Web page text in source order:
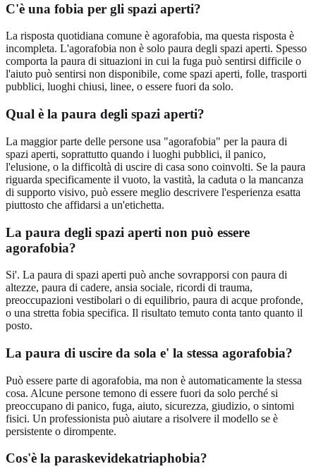
C'è una fobia per gli spazi aperti?
La risposta quotidiana comune è agorafobia, ma questa risposta è
incompleta. L'agorafobia non è solo paura degli spazi aperti. Spesso
comporta la paura di situazioni in cui la fuga può sentirsi difficile o
l'aiuto può sentirsi non disponibile, come spazi aperti, folle, trasporti
pubblici, luoghi chiusi, linee, o essere fuori da solo.
Qual è la paura degli spazi aperti?
La maggior parte delle persone usa "agorafobia" per la paura di
spazi aperti, soprattutto quando i luoghi pubblici, il panico,
l'elusione, o la difficoltà di uscire di casa sono coinvolti. Se la paura
riguarda specificamente il vuoto, la vastità, la caduta o la mancanza
di supporto visivo, può essere meglio descrivere l'esperienza esatta
piuttosto che affidarsi a un'etichetta.
La paura degli spazi aperti non può essere
agorafobia?
Si'. La paura di spazi aperti può anche sovrapporsi con paura di
altezze, paura di cadere, ansia sociale, ricordi di trauma,
preoccupazioni vestibolari o di equilibrio, paura di acque profonde,
o una stretta fobia specifica. Il risultato temuto conta tanto quanto il
posto.
La paura di uscire da sola e' la stessa agorafobia?
Può essere parte di agorafobia, ma non è automaticamente la stessa
cosa. Alcune persone temono di essere fuori da solo perché si
preoccupano di panico, fuga, aiuto, sicurezza, giudizio, o sintomi
fisici. Un professionista può aiutare a risolvere il modello se è
persistente o dirompente.
Cos'è la paraskevidekatriaphobia?